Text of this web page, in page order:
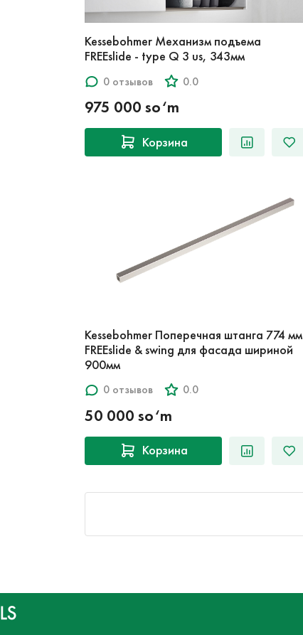
Kessebohmer Механизм подъема
FREEslide - type Q 3 us, 343мм
0 отзывов 0.0
975 000 so‘m
Корзина
Kessebohmer Поперечная штанга 774 мм
FREEslide & swing для фасада шириной
900мм
0 отзывов 0.0
50 000 so‘m
Корзина